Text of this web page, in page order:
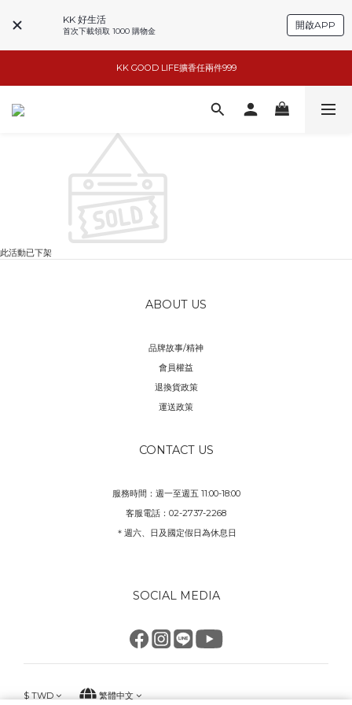
KK 好生活
首次下載領取 1000 購物金
開啟APP
basiik1件9折/2件88折
小家電6折起
KK GOOD LIFE擴香任兩件999
basiik1件9折/2件88折
此活動已下架
ABOUT US
品牌故事/精神
會員權益
退換貨政策
運送政策
CONTACT US
服務時間：週一至週五 11:00-18:00
客服電話：02-2737-2268
＊週六、日及國定假日為休息日
SOCIAL MEDIA
$ TWD 繁體中文